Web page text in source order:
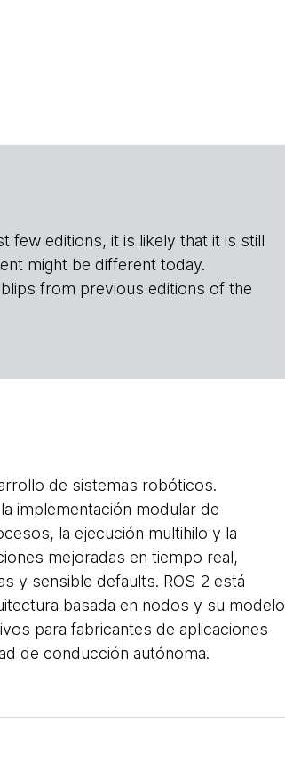
few editions, it is likely that it is still
might be different today.
from previous editions of the
de sistemas robóticos.
implementación modular de
la ejecución multihilo y la
mejoradas en tiempo real,
y sensible defaults. ROS 2 está
basada en nodos y su modelo
para fabricantes de aplicaciones
de conducción autónoma.